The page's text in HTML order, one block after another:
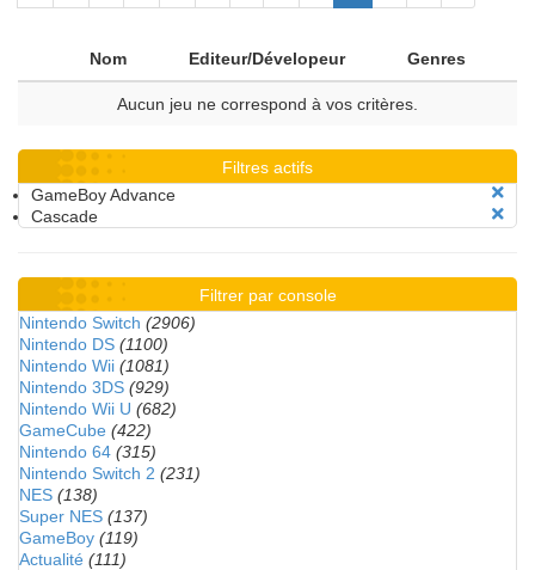
Nom Editeur/Dévelopeur Genres
Aucun jeu ne correspond à vos critères.
Filtres actifs
GameBoy Advance
Cascade
Filtrer par console
Nintendo Switch (2906)
Nintendo DS (1100)
Nintendo Wii (1081)
Nintendo 3DS (929)
Nintendo Wii U (682)
GameCube (422)
Nintendo 64 (315)
Nintendo Switch 2 (231)
NES (138)
Super NES (137)
GameBoy (119)
Actualité (111)